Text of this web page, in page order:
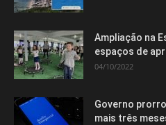
Ampliação na
espaços de
04/10/2022
Governo
mais três